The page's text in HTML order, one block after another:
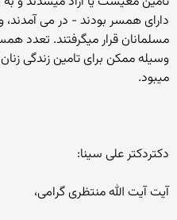
دارای همسر بودند - در می
مسلمانان قرار میگرفتند. تعدد
وسیله ممکن برای تامین زندگی
میبود.
دکتردکتر علی سینا:
آیت آیت الله منتظری گرامی،